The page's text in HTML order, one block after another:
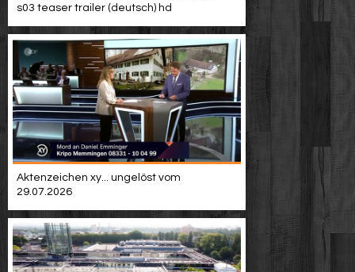
s03 teaser trailer (deutsch) hd
Aktenzeichen xy... ungelöst vom
29.07.2026